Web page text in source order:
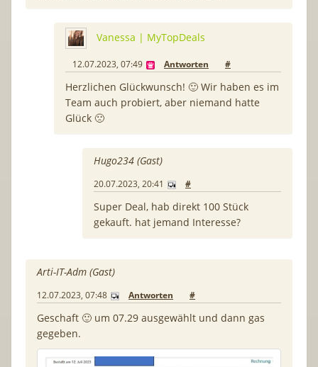
Vanessa | MyTopDeals
12.07.2023, 07:49 Antworten #
Herzlichen Glückwunsch! 🙂 Wir haben es im
Team auch probiert, aber niemand hatte
Glück 🙁
Hugo234 (Gast)
20.07.2023, 20:41 #
Super Deal, hab direkt 100 Stück
gekauft. hat jemand Interesse?
Arti-IT-Adm (Gast)
12.07.2023, 07:48 Antworten #
Geschaft 🙂 um 07.29 ausgewählt und dann gas
gegeben.